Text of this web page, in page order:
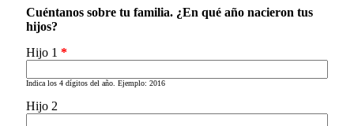
Cuéntanos sobre tu familia. ¿En qué año nacieron tus
hijos?
Hijo 1 *
Indica los 4 dígitos del año. Ejemplo: 2016
Hijo 2